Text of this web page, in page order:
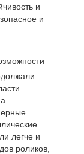
и
и
легче и
роликов,